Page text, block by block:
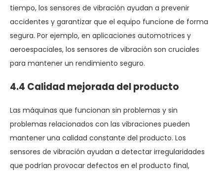
tiempo, los sensores de vibración ayudan a prevenir
accidentes y garantizar que el equipo funcione de forma
segura. Por ejemplo, en aplicaciones automotrices y
aeroespaciales, los sensores de vibración son cruciales
para mantener un rendimiento seguro.
4.4 Calidad mejorada del producto
Las máquinas que funcionan sin problemas y sin
problemas relacionados con las vibraciones pueden
mantener una calidad constante del producto. Los
sensores de vibración ayudan a detectar irregularidades
que podrían provocar defectos en el producto final,